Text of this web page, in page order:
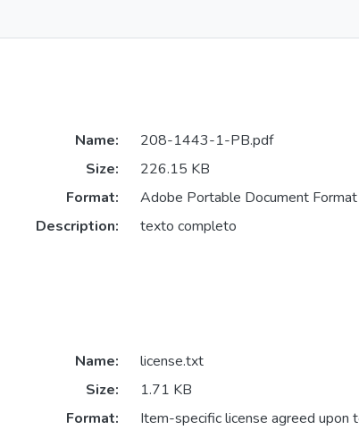
Name:
208-1443-1-PB.pdf
Size:
226.15 KB
Format:
Adobe Portable Document Format
Description:
texto completo
Name:
license.txt
Size:
1.71 KB
Format:
Item-specific license agreed upon